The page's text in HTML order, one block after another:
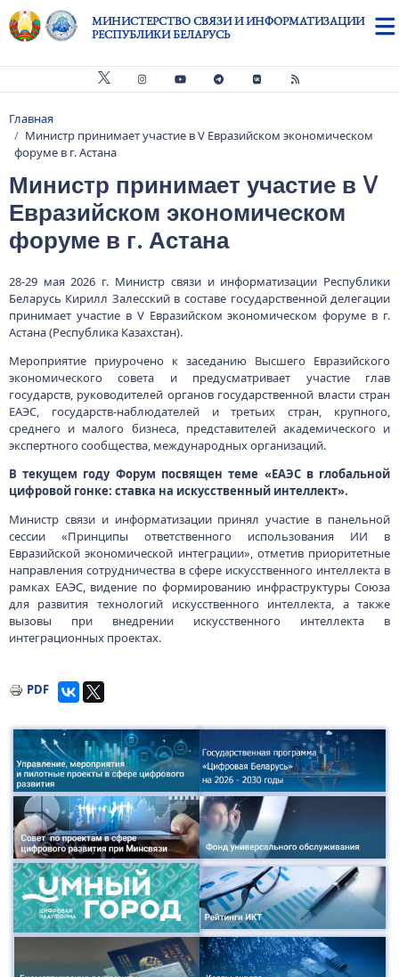
Перейти к основному содержанию
МИНИСТЕРСТВО СВЯЗИ И ИНФОРМАТИЗАЦИИ
РЕСПУБЛИКИ БЕЛАРУСЬ
Строка навигации
Главная
Министр принимает участие в V Евразийском экономическом
форуме в г. Астана
Министр принимает участие в V
Евразийском экономическом
форуме в г. Астана
28-29 мая 2026 г. Министр связи и информатизации Республики
Беларусь Кирилл Залесский в составе государственной делегации
принимает участие в V Евразийском экономическом форуме в г.
Астана (Республика Казахстан).
Мероприятие приурочено к заседанию Высшего Евразийского
экономического совета и предусматривает участие глав
государств, руководителей органов государственной власти стран
ЕАЭС, государств-наблюдателей и третьих стран, крупного,
среднего и малого бизнеса, представителей академического и
экспертного сообщества, международных организаций.
В текущем году Форум посвящен теме «ЕАЭС в глобальной
цифровой гонке: ставка на искусственный интеллект».
Министр связи и информатизации принял участие в панельной
сессии «Принципы ответственного использования ИИ в
Евразийской экономической интеграции», отметив приоритетные
направления сотрудничества в сфере искусственного интеллекта в
рамках ЕАЭС, видение по формированию инфраструктуры Союза
для развития технологий искусственного интеллекта, а также
вызовы при внедрении искусственного интеллекта в
интеграционных проектах.
PDF